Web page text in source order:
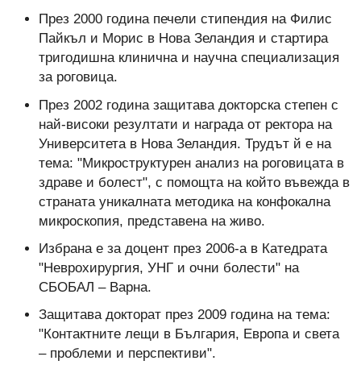
През 2000 година печели стипендия на Филис
Пайкъл и Морис в Нова Зеландия и стартира
тригодишна клинична и научна специализация
за роговица.
През 2002 година защитава докторска степен с
най-високи резултати и награда от ректора на
Университета в Нова Зеландия. Трудът й е на
тема: "Микроструктурен анализ на роговицата в
здраве и болест", с помощта на който въвежда в
страната уникалната методика на конфокална
микроскопия, представена на живо.
Избрана е за доцент през 2006-а в Катедрата
"Неврохирургия, УНГ и очни болести" на
СБОБАЛ – Варна.
Защитава докторат през 2009 година на тема:
"Контактните лещи в България, Европа и света
– проблеми и перспективи".